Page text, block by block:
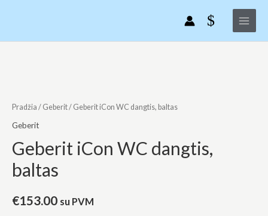
Main
Menu
Pradžia / Geberit/ Geberit iCon WC dangtis, baltas
Geberit
Geberit iCon WC dangtis,
baltas
€153.00 su PVM
iCon
WC
baltas